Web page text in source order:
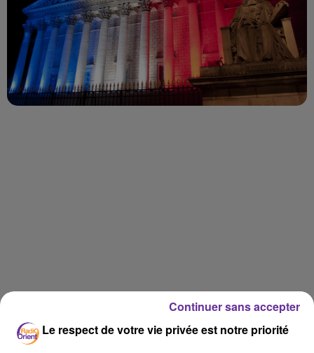
LA PLAYLIST
Le respect de votre vie privée est notre priorité
Continuer sans accepter